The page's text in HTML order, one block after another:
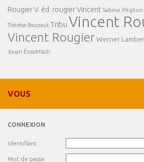
Rougier V. éd. rougier Vincent Sabine Péglion
Thérèse Boucraut Tribu Vincent
Vincent RougierWerner
Jouan ÉrotoMlash
VOUS
CONNEXION
Identifiant
Mot de passe